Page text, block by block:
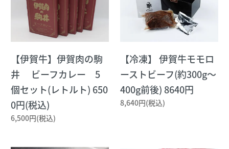
【伊賀牛】伊賀肉の駒
井 ビーフカレー 5
個セット(レトルト) 650
0円(税込)
6,500円(税込)
【冷凍】 伊賀牛モモロ
ーストビーフ(約300g～
400g前後) 8640円
8,640円(税込)